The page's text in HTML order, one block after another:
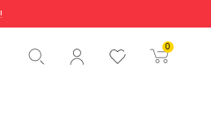
0
0,00 €
pedido